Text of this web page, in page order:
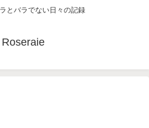
とバラでない日々の記録
Roseraie